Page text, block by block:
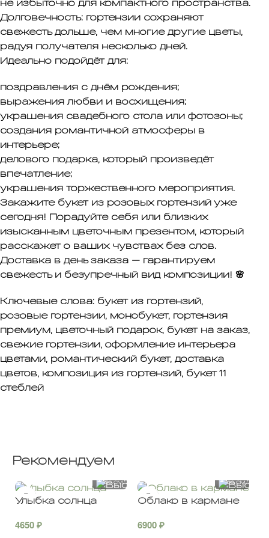
не избыточно для компактного пространства.
Долговечность: гортензии сохраняют
свежесть дольше, чем многие другие цветы,
радуя получателя несколько дней.
Идеально подойдёт для:
поздравления с днём рождения;
выражения любви и восхищения;
украшения свадебного стола или фотозоны;
создания романтичной атмосферы в
интерьере;
делового подарка, который произведёт
впечатление;
украшения торжественного мероприятия.
Закажите букет из розовых гортензий уже
сегодня! Порадуйте себя или близких
изысканным цветочным презентом, который
расскажет о ваших чувствах без слов.
Доставка в день заказа — гарантируем
свежесть и безупречный вид композиции! 🌸
Ключевые слова: букет из гортензий,
розовые гортензии, монобукет, гортензия
премиум, цветочный подарок, букет на заказ,
свежие гортензии, оформление интерьера
цветами, романтический букет, доставка
цветов, композиция из гортензий, букет 11
стеблей
Рекомендуем
50 CM
Улыбка солнца
4650₽
60 CM
Облако в кармане
6900₽